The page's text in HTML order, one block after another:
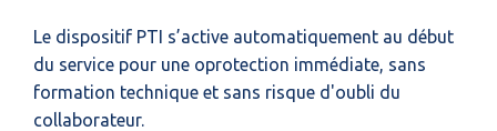
Le dispositif PTI s’active automatiquement au début
du service pour une oprotection immédiate, sans
formation technique et sans risque d'oubli du
collaborateur.